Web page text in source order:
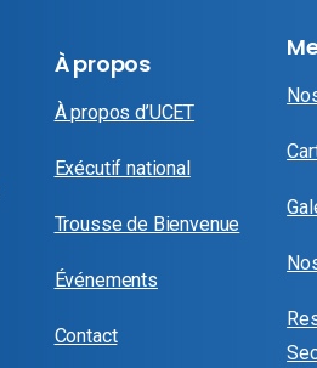
À propos
À propos d’UCET
Exécutif national
Trousse de Bienvenue
Événements
Contact